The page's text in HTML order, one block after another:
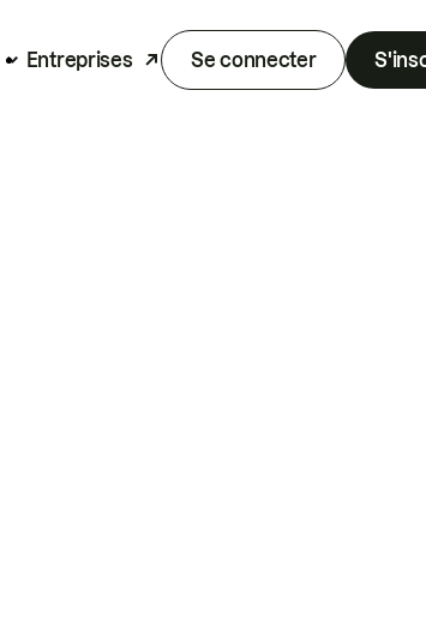
Entreprises Se connecter